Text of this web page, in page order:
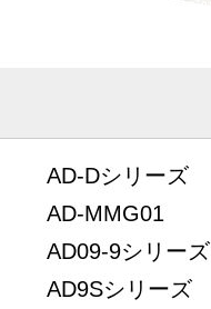
AD-Dシリーズ
AD-MMG01
AD09-9シリーズ
AD9Sシリーズ